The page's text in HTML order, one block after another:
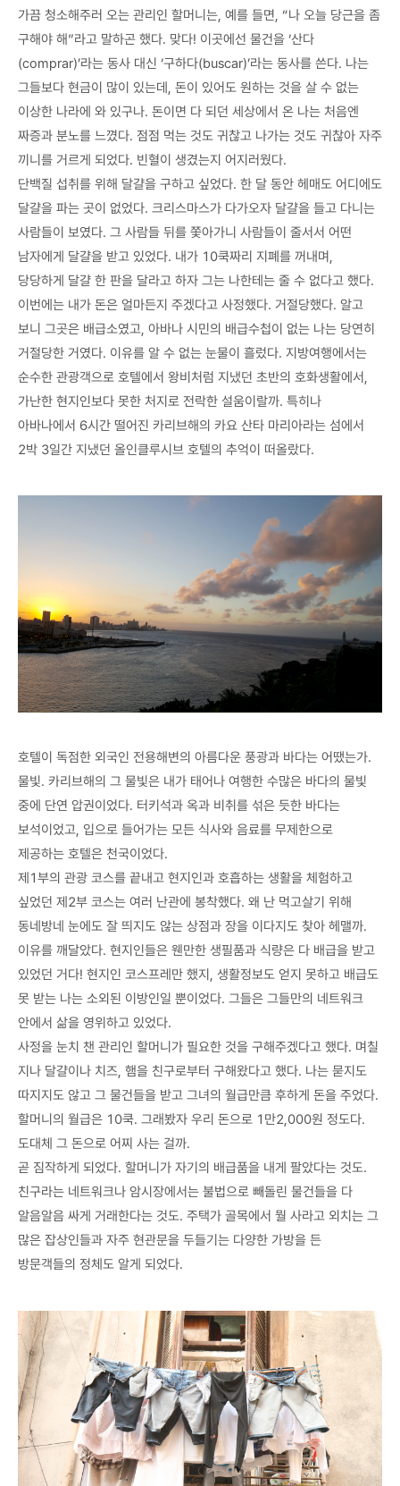
가끔 청소해주러 오는 관리인 할머니는, 예를 들면, “나 오늘 당근을 좀
구해야 해”라고 말하곤 했다. 맞다! 이곳에선 물건을 ‘산다
(comprar)’라는 동사 대신 ‘구하다(buscar)’라는 동사를 쓴다. 나는
그들보다 현금이 많이 있는데, 돈이 있어도 원하는 것을 살 수 없는
이상한 나라에 와 있구나. 돈이면 다 되던 세상에서 온 나는 처음엔
짜증과 분노를 느꼈다. 점점 먹는 것도 귀찮고 나가는 것도 귀찮아 자주
끼니를 거르게 되었다. 빈혈이 생겼는지 어지러웠다.
단백질 섭취를 위해 달걀을 구하고 싶었다. 한 달 동안 헤매도 어디에도
달걀을 파는 곳이 없었다. 크리스마스가 다가오자 달걀을 들고 다니는
사람들이 보였다. 그 사람들 뒤를 쫓아가니 사람들이 줄서서 어떤
남자에게 달걀을 받고 있었다. 내가 10쿡짜리 지폐를 꺼내며,
당당하게 달걀 한 판을 달라고 하자 그는 나한테는 줄 수 없다고 했다.
이번에는 내가 돈은 얼마든지 주겠다고 사정했다. 거절당했다. 알고
보니 그곳은 배급소였고, 아바나 시민의 배급수첩이 없는 나는 당연히
거절당한 거였다. 이유를 알 수 없는 눈물이 흘렀다. 지방여행에서는
순수한 관광객으로 호텔에서 왕비처럼 지냈던 초반의 호화생활에서,
가난한 현지인보다 못한 처지로 전락한 설움이랄까. 특히나
아바나에서 6시간 떨어진 카리브해의 카요 산타 마리아라는 섬에서
2박 3일간 지냈던 올인클루시브 호텔의 추억이 떠올랐다.
호텔이 독점한 외국인 전용해변의 아름다운 풍광과 바다는 어땠는가.
물빛. 카리브해의 그 물빛은 내가 태어나 여행한 수많은 바다의 물빛
중에 단연 압권이었다. 터키석과 옥과 비취를 섞은 듯한 바다는
보석이었고, 입으로 들어가는 모든 식사와 음료를 무제한으로
제공하는 호텔은 천국이었다.
제1부의 관광 코스를 끝내고 현지인과 호흡하는 생활을 체험하고
싶었던 제2부 코스는 여러 난관에 봉착했다. 왜 난 먹고살기 위해
동네방네 눈에도 잘 띄지도 않는 상점과 장을 이다지도 찾아 헤맬까.
이유를 깨달았다. 현지인들은 웬만한 생필품과 식량은 다 배급을 받고
있었던 거다! 현지인 코스프레만 했지, 생활정보도 얻지 못하고 배급도
못 받는 나는 소외된 이방인일 뿐이었다. 그들은 그들만의 네트워크
안에서 삶을 영위하고 있었다.
사정을 눈치 챈 관리인 할머니가 필요한 것을 구해주겠다고 했다. 며칠
지나 달걀이나 치즈, 햄을 친구로부터 구해왔다고 했다. 나는 묻지도
따지지도 않고 그 물건들을 받고 그녀의 월급만큼 후하게 돈을 주었다.
할머니의 월급은 10쿡. 그래봤자 우리 돈으로 1만2,000원 정도다.
도대체 그 돈으로 어찌 사는 걸까.
곧 짐작하게 되었다. 할머니가 자기의 배급품을 내게 팔았다는 것도.
친구라는 네트워크나 암시장에서는 불법으로 빼돌린 물건들을 다
알음알음 싸게 거래한다는 것도. 주택가 골목에서 뭘 사라고 외치는 그
많은 잡상인들과 자주 현관문을 두들기는 다양한 가방을 든
방문객들의 정체도 알게 되었다.